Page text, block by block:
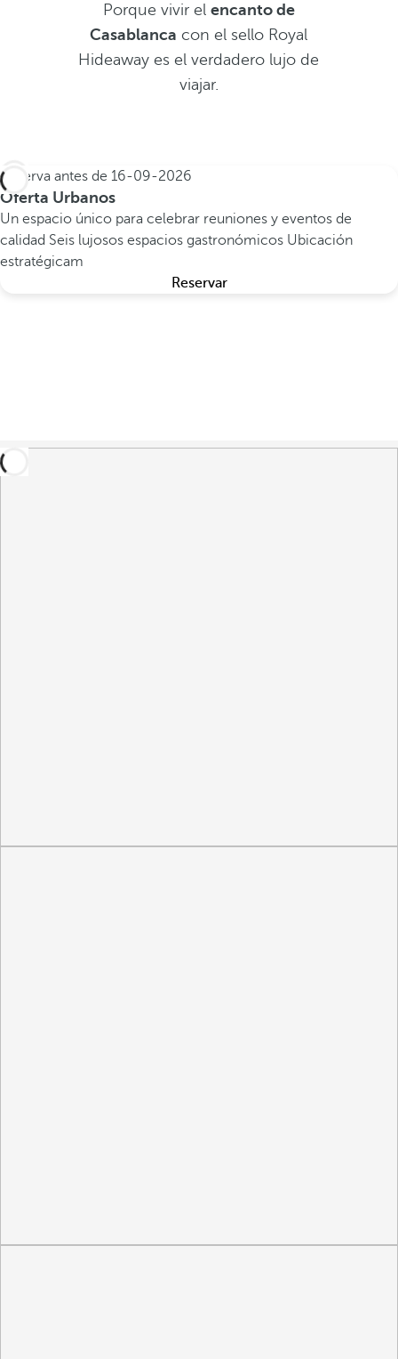
Porque vivir el encanto de
Casablanca con el sello Royal
Hideaway es el verdadero lujo de
viajar.
Reserva antes de 16-09-2026
Oferta Urbanos
Un espacio único para celebrar reuniones y eventos de
calidad Seis lujosos espacios gastronómicos Ubicación
estratégicam
Reservar